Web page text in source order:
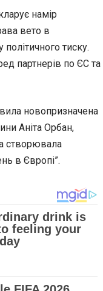
намір
вето в
тиску.
партнерів по ЄС та
новопризначена
Аніта Орбан,
створювала
в Європі”.